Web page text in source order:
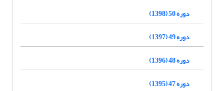
دوره 50 (1398)
دوره 49 (1397)
دوره 48 (1396)
دوره 47 (1395)